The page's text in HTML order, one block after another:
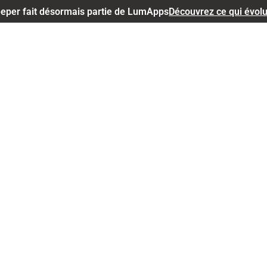
fait désormais partie de LumAppsDécouvrez ce qui